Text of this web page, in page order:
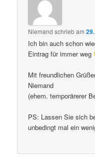
Niemand schriebam
Ich bin auch schon
Eintrag für immer weg
Mit freundlichen
Niemand
(ehem. temporärerer
PS: Lassen Sie sich
unbedingt mal ein